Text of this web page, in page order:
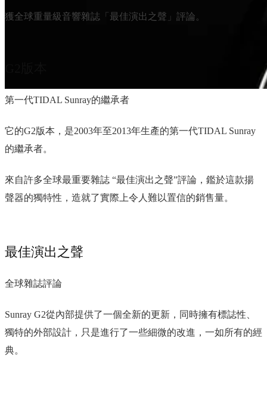
獲全球重量級音響雜誌「最佳演出之聲」評論。
第一代TIDAL Sunray的繼承者
它的G2版本，是2003年至2013年生產的第一代TIDAL Sunray
的繼承者。
來自許多全球最重要雜誌 “最佳演出之聲”評論，鑑於這款揚
聲器的獨特性，造就了實際上令人難以置信的銷售量。
最佳演出之聲
全球雜誌評論
Sunray G2從內部提供了一個全新的更新，同時擁有標誌性、
獨特的外部設計，只是進行了一些細微的改進，一如所有的經
典。